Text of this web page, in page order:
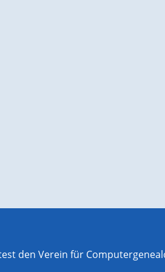
den Verein für